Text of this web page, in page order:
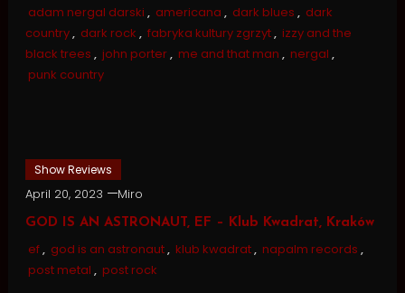
adam nergal darski , americana , dark blues , dark
country, dark rock , fabryka kultury zgrzyt, izzy and the
black trees , john porter, me and that man , nergal ,
punk country
Show Reviews
April 20, 2023 Miro
GOD IS AN ASTRONAUT, EF – Klub Kwadrat, Kraków
ef, god is an astronaut, klub kwadrat, napalm records ,
post metal , post rock